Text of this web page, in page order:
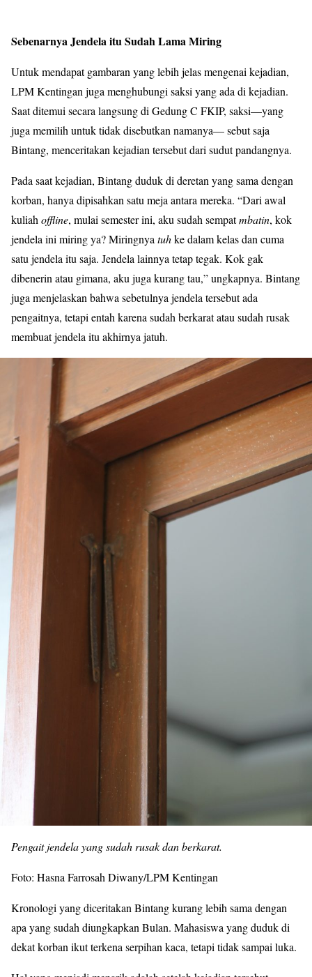
Sebenarnya Jendela itu Sudah Lama Miring
Untuk mendapat gambaran yang lebih jelas mengenai kejadian,
LPM Kentingan juga menghubungi saksi yang ada di kejadian.
Saat ditemui secara langsung di Gedung C FKIP, saksi—yang
juga memilih untuk tidak disebutkan namanya— sebut saja
Bintang, menceritakan kejadian tersebut dari sudut pandangnya.
Pada saat kejadian, Bintang duduk di deretan yang sama dengan
korban, hanya dipisahkan satu meja antara mereka. “Dari awal
kuliah offline, mulai semester ini, aku sudah sempatmbatin, kok
jendela ini miring ya? Miringnya tuhke dalam kelas dan cuma
satu jendela itu saja. Jendela lainnya tetap tegak. Kok gak
dibenerin atau gimana, aku juga kurang tau,” ungkapnya. Bintang
juga menjelaskan bahwa sebetulnya jendela tersebut ada
pengaitnya, tetapi entah karena sudah berkarat atau sudah rusak
membuat jendela itu akhirnya jatuh.
Pengait jendela yang sudah rusak dan berkarat.
Foto: Hasna Farrosah Diwany/LPM Kentingan
Kronologi yang diceritakan Bintang kurang lebih sama dengan
apa yang sudah diungkapkan Bulan. Mahasiswa yang duduk di
dekat korban ikut terkena serpihan kaca, tetapi tidak sampai luka.